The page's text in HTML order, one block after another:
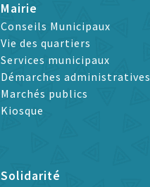
Mairie
Conseils Municipaux
Vie des quartiers
Services municipaux
Démarches administratives
Marchés publics
Kiosque
Solidarité